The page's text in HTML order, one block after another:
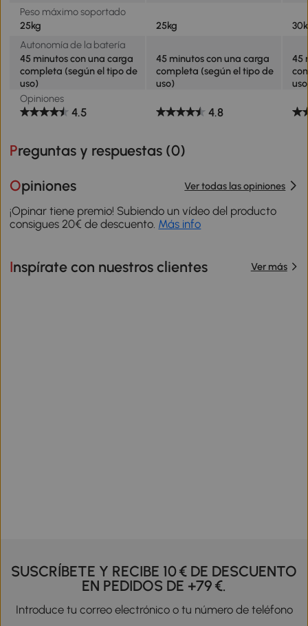
Peso máximo soportado
25kg
25kg
Autonomía de la batería
45 minutos con una carga
completa (según el tipo de
uso)
45 minutos con una carga
completa (según el tipo de
uso)
45
Opiniones
4.5 4.8
Preguntas y respuestas (0)
Opiniones Ver todas las opiniones
¡Opinar tiene premio! Subiendo un vídeo del producto
consigues 20€ de descuento. Más info
Inspírate con nuestros clientes Ver más
SUSCRÍBETE Y RECIBE 10 € DE DESCUENTO
EN PEDIDOS DE +79 €.
Introduce tu correo electrónico o tu número de teléfono